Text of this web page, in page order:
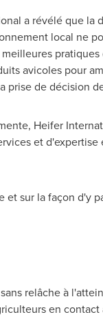
a révélé que la
local ne
avicoles pour
de décision
Heifer
et
sur la façon d'y
relâche à
en